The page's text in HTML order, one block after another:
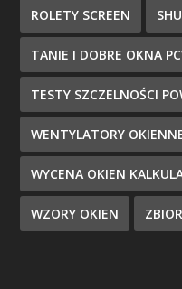
ROLETY SCREEN
TANIE I DOBRE OKNA
TESTY SZCZELNOŚCI
WENTYLATORY
WYCENA OKIEN
WZORY OKIEN